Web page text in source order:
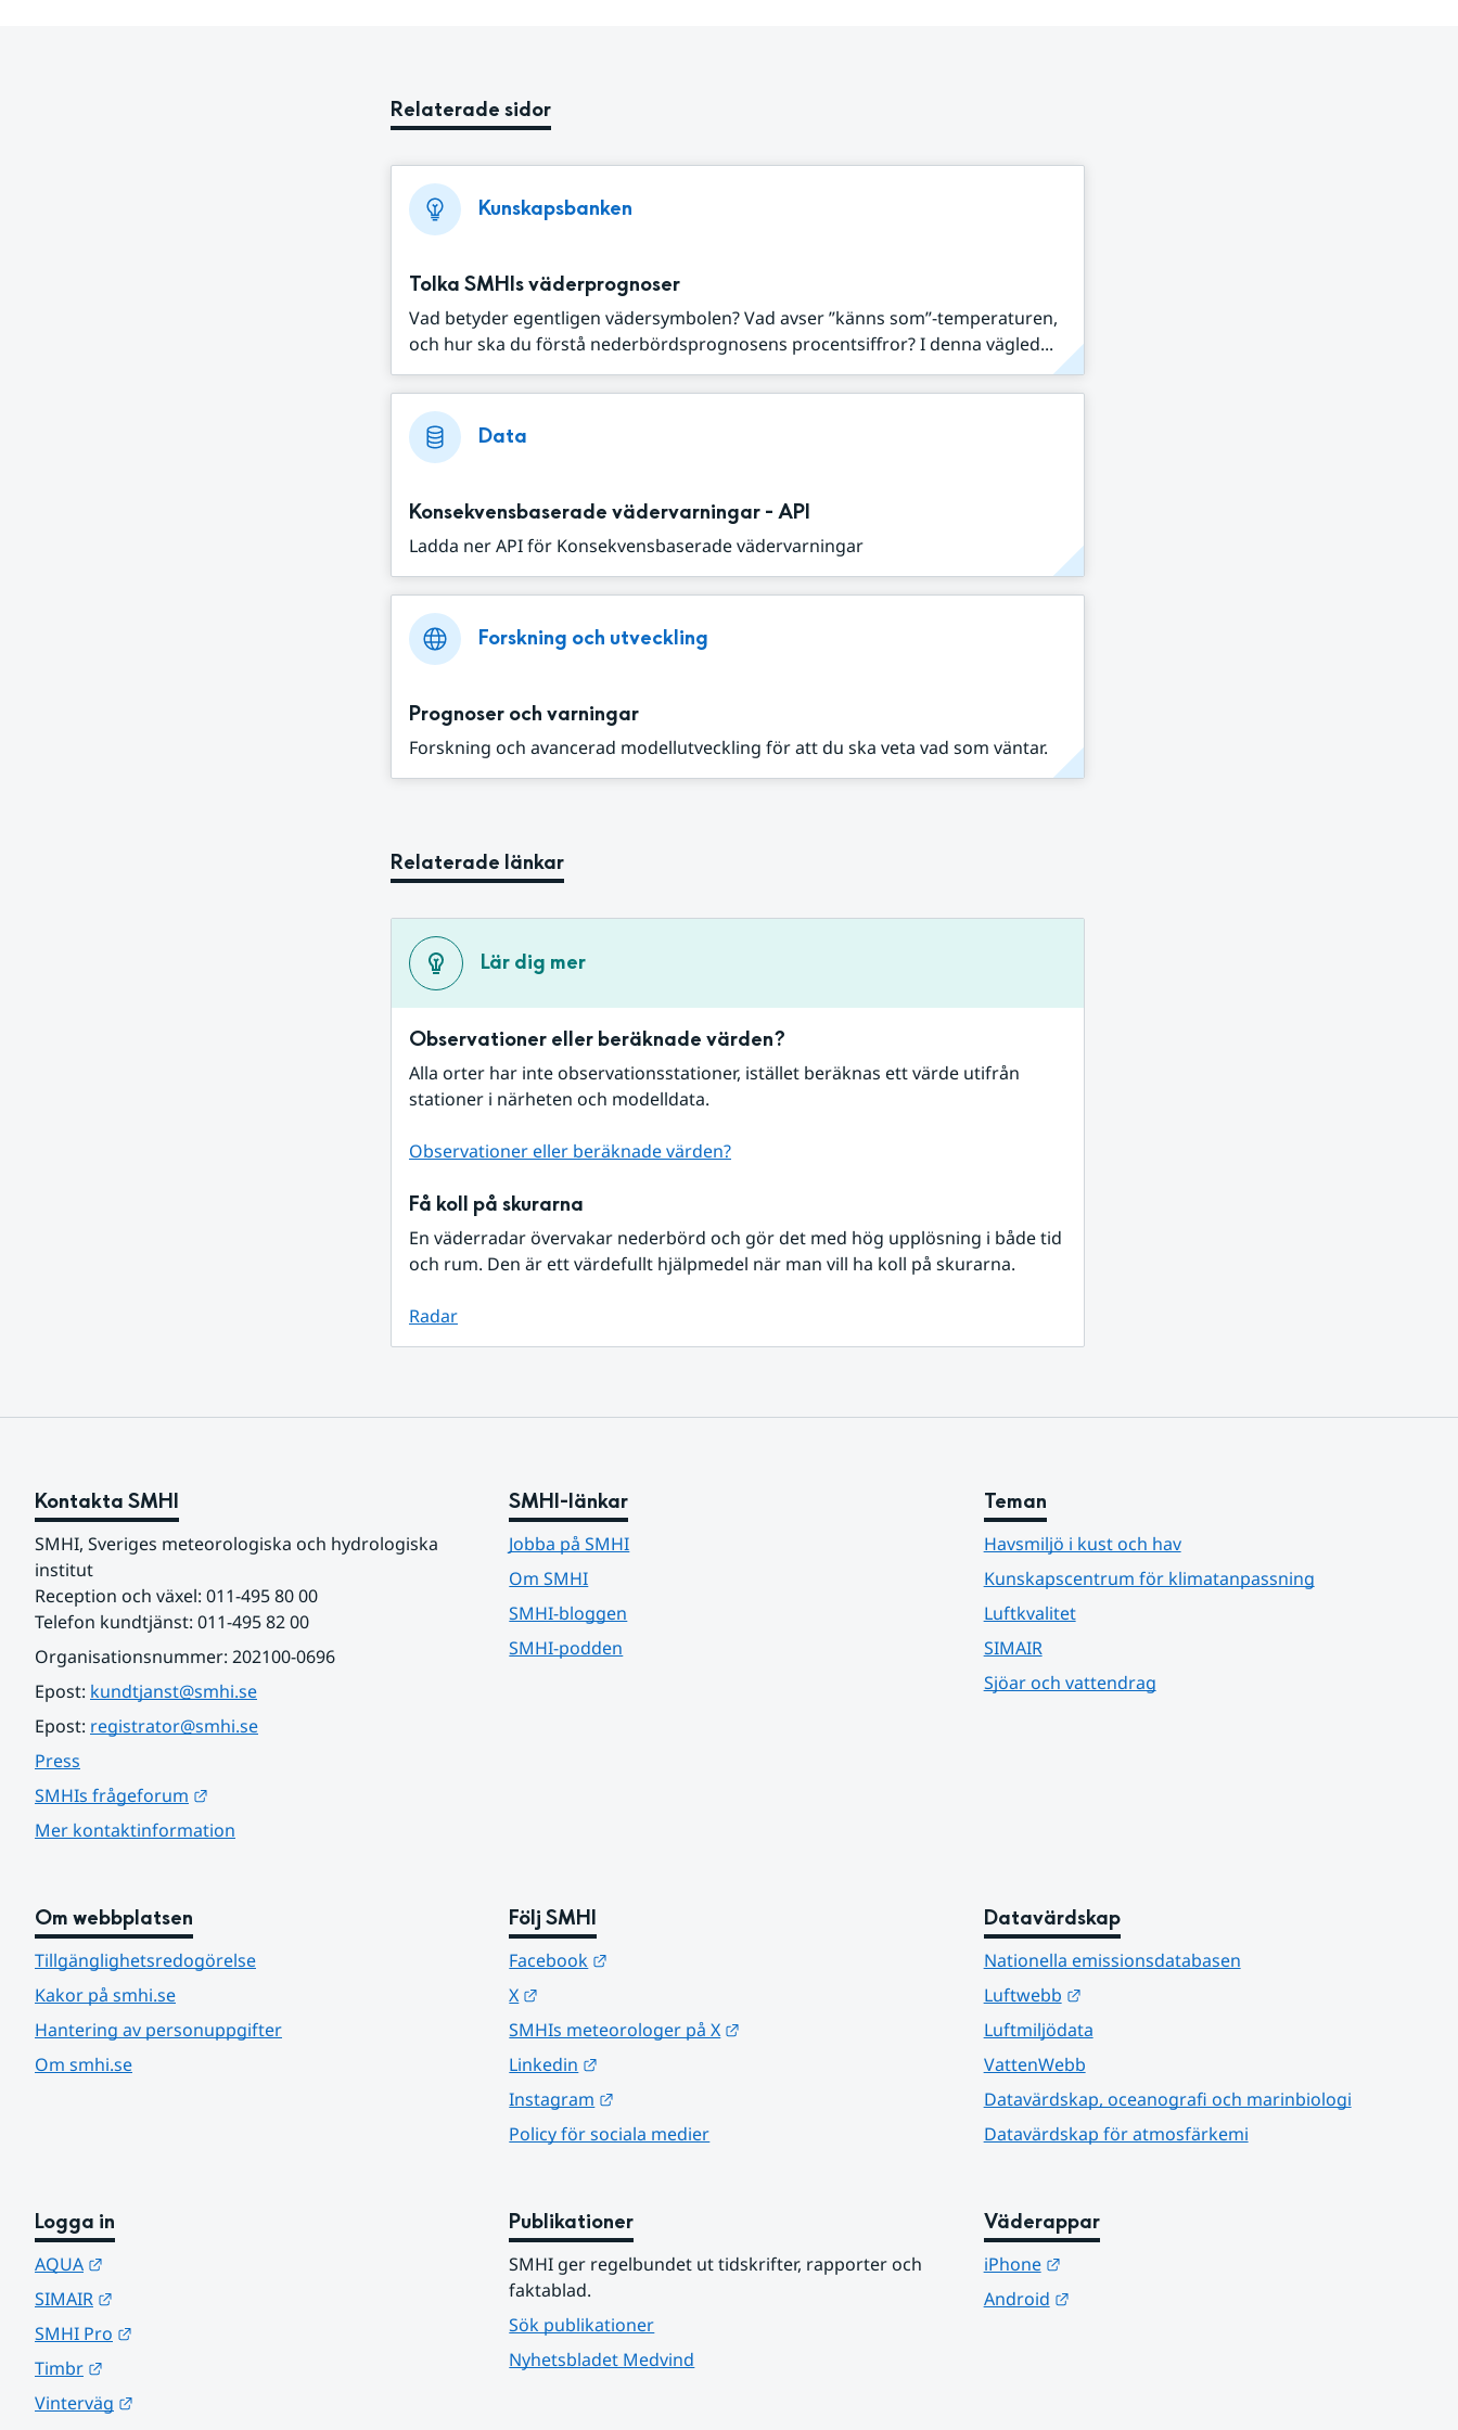
Relaterade sidor
Kunskapsbanken
Tolka SMHIs väderprognoser
Vad betyder egentligen vädersymbolen? Vad avser ”känns som”-temperaturen,
och hur ska du förstå nederbördsprognosens procentsiffror? I denna vägled...
Data
Konsekvensbaserade vädervarningar - API
Ladda ner API för Konsekvensbaserade vädervarningar
Forskning och utveckling
Prognoser och varningar
Forskning och avancerad modellutveckling för att du ska veta vad som väntar.
Relaterade länkar
Lär dig mer
Observationer eller beräknade värden?
Alla orter har inte observationsstationer, istället beräknas ett värde utifrån
stationer i närheten och modelldata.
Observationer eller beräknade värden?
Få koll på skurarna
En väderradar övervakar nederbörd och gör det med hög upplösning i både tid
och rum. Den är ett värdefullt hjälpmedel när man vill ha koll på skurarna.
Radar
Kontakta SMHI
SMHI, Sveriges meteorologiska och hydrologiska
institut
Reception och växel: 011-495 80 00
Telefon kundtjänst: 011-495 82 00
Organisationsnummer: 202100-0696
Epost: kundtjanst@smhi.se
Epost: registrator@smhi.se
Press
SMHIs frågeforum
Mer kontaktinformation
SMHI-länkar
Jobba på SMHI
Om SMHI
SMHI-bloggen
SMHI-podden
Teman
Havsmiljö i kust och hav
Kunskapscentrum för klimatanpassning
Luftkvalitet
SIMAIR
Sjöar och vattendrag
Om webbplatsen
Tillgänglighetsredogörelse
Kakor på smhi.se
Hantering av personuppgifter
Om smhi.se
Följ SMHI
Facebook
X
SMHIs meteorologer på X
Linkedin
Instagram
Policy för sociala medier
Datavärdskap
Nationella emissionsdatabasen
Luftwebb
Länk till annan webbplats.
Luftmiljödata
VattenWebb
Datavärdskap, oceanografi och marinbiologi
Datavärdskap för atmosfärkemi
Logga in
AQUA
SIMAIR
SMHI Pro
Timbr
Vinterväg
Publikationer
SMHI ger regelbundet ut tidskrifter, rapporter och
faktablad.
Sök publikationer
Nyhetsbladet Medvind
Väderappar
iPhone
Länk till annan webbplats.
Android
Länk till annan webbplats.